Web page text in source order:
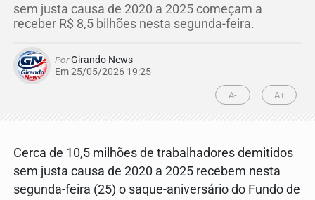
sem justa causa de 2020 a 2025 começam a
receber R$ 8,5 bilhões nesta segunda-feira.
PorGirando News
Em 25/05/2026 19:25
A- A+
Cerca de 10,5 milhões de trabalhadores demitidos
sem justa causa de 2020 a 2025 recebem nesta
segunda-feira (25) o saque-aniversário do Fundo de